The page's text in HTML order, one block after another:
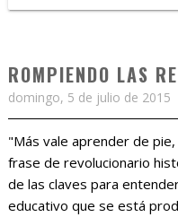
ROMPIENDO LAS
domingo, 5 de julio de 2015
"Más vale aprender de
frase de revolucionario
de las claves para
educativo que se está